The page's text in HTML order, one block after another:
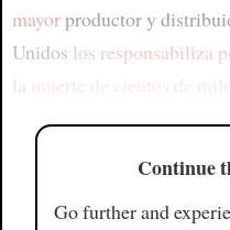
mayorproductor y
Unidos los responsabiliza
la muerte de cientos de miles
Continue
Go further and